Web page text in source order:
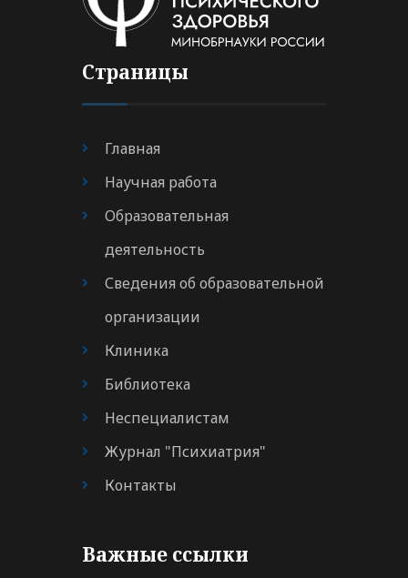
Страницы
Главная
Научная работа
Образовательная
деятельность
Сведения об образовательной
организации
Клиника
Библиотека
Неспециалистам
Журнал "Психиатрия"
Контакты
Важные ссылки